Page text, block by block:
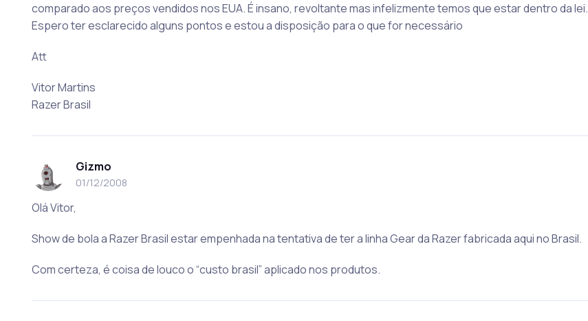
comparado aos preços vendidos nos EUA. É insano, revoltante mas infelizmente temos que estar dentro da lei.
Espero ter esclarecido alguns pontos e estou a disposição para o que for necessário
Att
Vitor Martins
Razer Brasil
Gizmo
01/12/2008
Olá Vitor,
Show de bola a Razer Brasil estar empenhada na tentativa de ter a linha Gear da Razer fabricada aqui no Brasil.
Com certeza, é coisa de louco o “custo brasil” aplicado nos produtos.